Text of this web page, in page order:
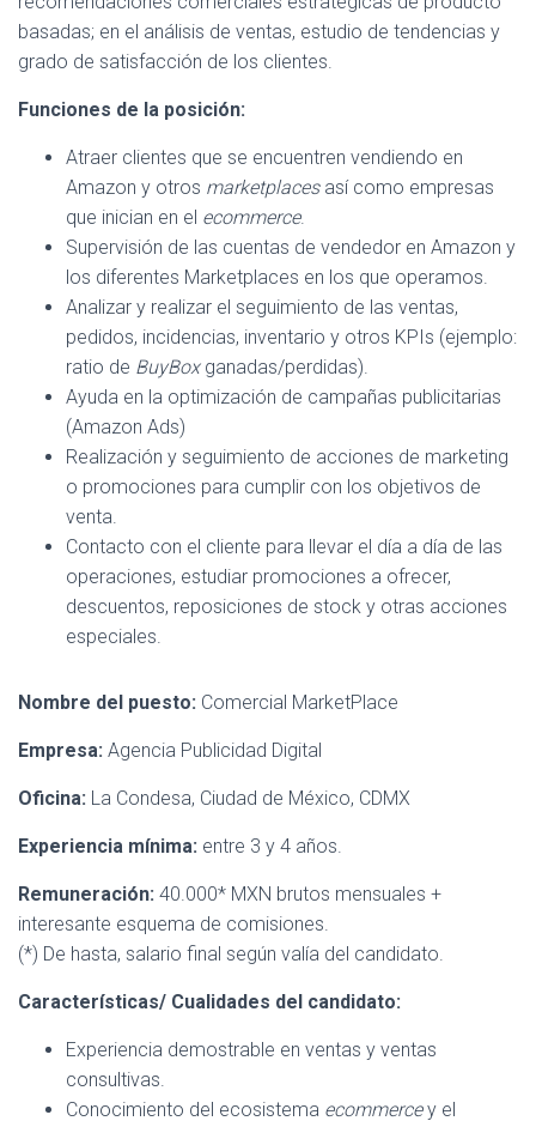
N
basadas; en el análisis de ventas, estudio de tendencias y
grado de satisfacción de los clientes.
Funciones de la posición:
Atraer clientes que se encuentren vendiendo en
Amazon y otros marketplacesasí como empresas
que inician en el ecommerce.
Supervisión de las cuentas de vendedor en Amazon y
los diferentes Marketplaces en los que operamos.
Analizar y realizar el seguimiento de las ventas,
pedidos, incidencias, inventario y otros KPIs (ejemplo:
ratio de BuyBox ganadas/perdidas).
Ayuda en la optimización de campañas publicitarias
(Amazon Ads)
Realización y seguimiento de acciones de marketing
o promociones para cumplir con los objetivos de
venta.
Contacto con el cliente para llevar el día a día de las
operaciones, estudiar promociones a ofrecer,
descuentos, reposiciones de stock y otras acciones
especiales.
Nombre del puesto: Comercial MarketPlace
Empresa: Agencia Publicidad Digital
Oficina: La Condesa, Ciudad de México, CDMX
Experiencia mínima: entre 3 y 4 años.
Remuneración: 40.000* MXN brutos mensuales +
interesante esquema de comisiones.
(*) De hasta, salario final según valía del candidato.
Características/ Cualidades del candidato:
Experiencia demostrable en ventas y ventas
consultivas.
Conocimiento del ecosistema ecommercey el